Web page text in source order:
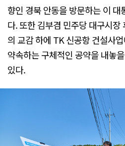
향인 경북 안동을 방문하는 이 대
다. 또한 김부겸 민주당 대구시
의 교감 하에 TK 신공항 건설사
약속하는 구체적인 공약을 내놓
있다.